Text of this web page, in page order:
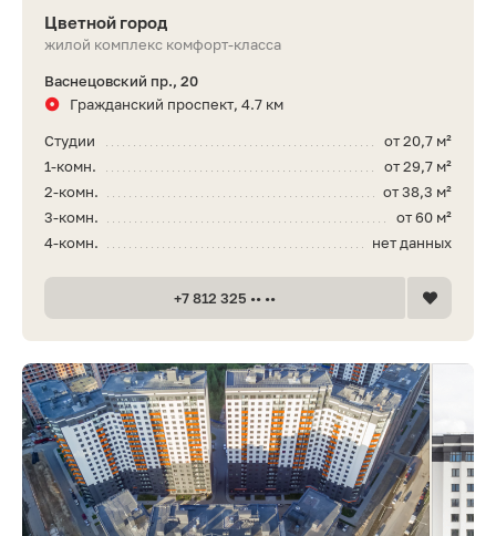
Цветной город
жилой комплекс комфорт-класса
Васнецовский пр., 20
Гражданский проспект, 4.7 км
от 20,7 м²
Студии
от 29,7 м²
1-комн.
от 38,3 м²
2-комн.
от 60 м²
3-комн.
нет данных
4-комн.
+7 812 325 •• ••